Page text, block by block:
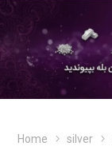
Home silver